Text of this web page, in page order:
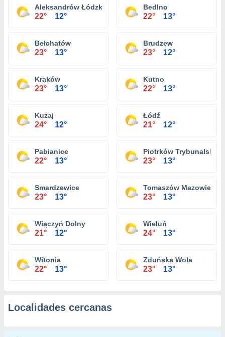
Aleksandrów Łódzki
22° 12°
Bedlno
22° 13°
Bełchatów
23° 13°
Brudzew
23° 12°
Krąków
23° 13°
Kutno
22° 13°
Kużaj
24° 12°
Łódź
21° 12°
Pabianice
22° 13°
Piotrków Trybunalski
23° 13°
Smardzewice
23° 13°
Tomaszów Mazowiecki
23° 13°
Wiączyń Dolny
21° 12°
Wieluń
24° 13°
Witonia
22° 13°
Zduńska Wola
23° 13°
Localidades cercanas